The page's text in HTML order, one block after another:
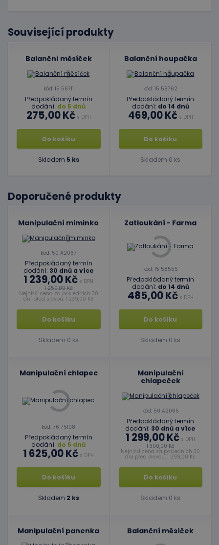
Související produkty
Balanční měsíček
kód: 15 56711
Předpokládaný termín
dodání: do 5 dnů
275,00 Kčs DPH
Do košíku
Skladem 5 ks
Balanční houpačka
kód: 15 58762
Předpokládaný termín
dodání: do 14 dnů
469,00 Kčs DPH
Do košíku
Skladem 0 ks
Doporučené produkty
Manipulační miminko
kód: 50 A2067
Předpokládaný termín
dodání: 30 dnů a více
1 239,00 Kč s DPH
1 250,00 Kč
Nejnižší cena za posledních 30
dní před slevou: 1 239,00 Kč
Do košíku
Skladem 0 ks
Zatloukání - Farma
kód: 15 58555
Předpokládaný termín
dodání: do 14 dnů
485,00 Kčs DPH
Do košíku
Skladem 0 ks
Manipulační chlapec
kód: 76 75108
Předpokládaný termín
dodání: do 5 dnů
1 625,00 Kč s DPH
Do košíku
Skladem 2 ks
Manipulační
chlapeček
kód: 50 A2065
Předpokládaný termín
dodání: 30 dnů a více
1 299,00 Kč s DPH
1 300,00 Kč
Nejnižší cena za posledních 30
dní před slevou: 1 299,00 Kč
Do košíku
Skladem 0 ks
Manipulační panenka Balanční měsíček